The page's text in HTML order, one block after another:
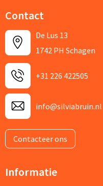
Contact
De Lus 13
1742 PH Schagen
+31 226 422505
info@silviabruin.nl
Contacteer ons
Informatie